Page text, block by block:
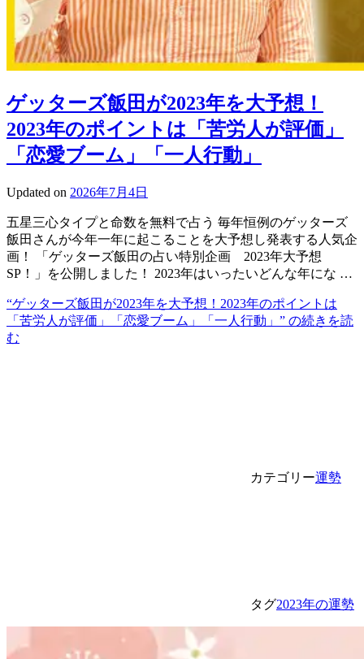
ゲッターズ飯田が2023年を大予想！
2023年のポイントは「苦労人が評価」
「恋愛ブーム」「一人行動」
Updated on 2026年7月4日
五星三心タイプと命数を無料で占う 毎年恒例のゲッターズ
飯田さんが今年一年に起こることを大予想し発表する人気企
画！ 「ゲッターズ飯田の占い特別企画 2023年大予想
SP！」を公開しました！ 2023年はいったいどんな年にな …
“ゲッターズ飯田が2023年を大予想！2023年のポイントは
「苦労人が評価」「恋愛ブーム」「一人行動」” の続きを読
む
カテゴリー運勢
タグ2023年の運勢